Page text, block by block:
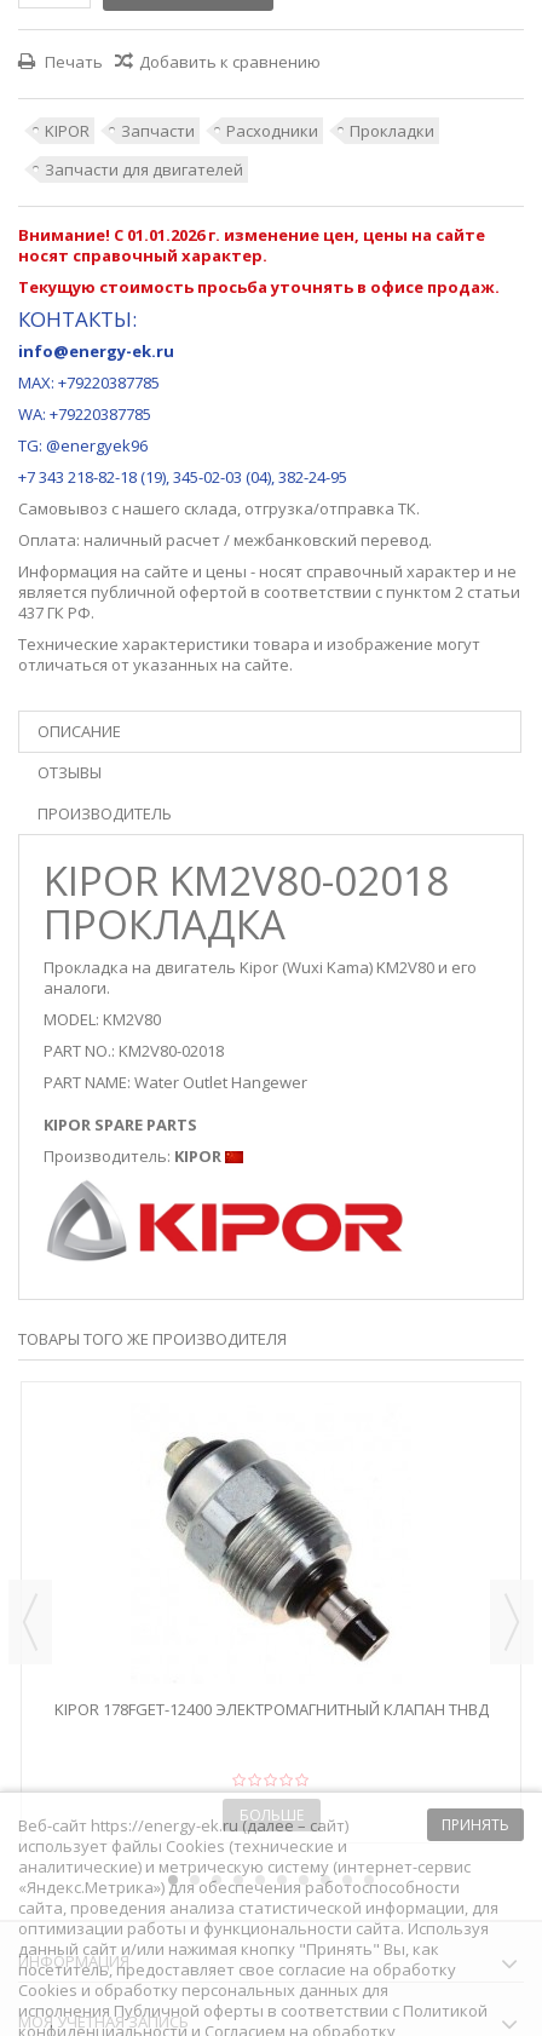
Печать Добавить к сравнению
KIPOR Запчасти Расходники
Прокладки
Запчасти для двигателей
Внимание! С 01.01.2026 г. изменение цен, цены на сайте
носят справочный характер.
Текущую стоимость просьба уточнять в офисе продаж.
КОНТАКТЫ:
info@energy-ek.ru
MAX: +79220387785
WA: +79220387785
TG: @energyek96
+7 343 218-82-18 (19), 345-02-03 (04), 382-24-95
Самовывоз с нашего склада, отгрузка/отправка ТК.
Оплата: наличный расчет / межбанковский перевод.
Информация на сайте и цены - носят справочный характер и не
является публичной офертой в соответствии с пунктом 2 статьи
437 ГК РФ.
Технические характеристики товара и изображение могут
отличаться от указанных на сайте.
ОПИСАНИЕ
ОТЗЫВЫ
ПРОИЗВОДИТЕЛЬ
KIPOR KM2V80-02018
ПРОКЛАДКА
Прокладка на двигатель Kipor (Wuxi Kama) KM2V80 и его
аналоги.
MODEL: KM2V80
PART NO.: KM2V80-02018
PART NAME: Water Outlet Hangewer
KIPOR SPARE PARTS
Производитель: KIPOR
ТОВАРЫ ТОГО ЖЕ ПРОИЗВОДИТЕЛЯ
KIPOR 178FGET-12400 ЭЛЕКТРОМАГНИТНЫЙ КЛАПАН ТНВД
БОЛЬШЕ
ИНФОРМАЦИЯ
МОЯ УЧЕТНАЯ ЗАПИСЬ
ПРИНЯТЬ
Веб-сайт https://energy-ek.ru (далее – сайт)
использует файлы Cookies (технические и
аналитические) и метрическую систему (интернет-сервис
«Яндекс.Метрика») для обеспечения работоспособности
сайта, проведения анализа статистической информации, для
оптимизации работы и функциональности сайта. Используя
данный сайт и/или нажимая кнопку "Принять" Вы, как
посетитель, предоставляет свое согласие на обработку
Сookies и обработку персональных данных для
исполнения Публичной оферты в соответствии с Политикой
конфиденциальности и Согласием на обработку